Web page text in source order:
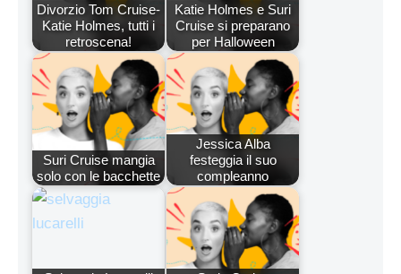
Divorzio Tom Cruise-
Katie Holmes, tutti i
retroscena!
Katie Holmes e Suri
Cruise si preparano
per Halloween
Suri Cruise mangia
solo con le bacchette
Jessica Alba
festeggia il suo
compleanno